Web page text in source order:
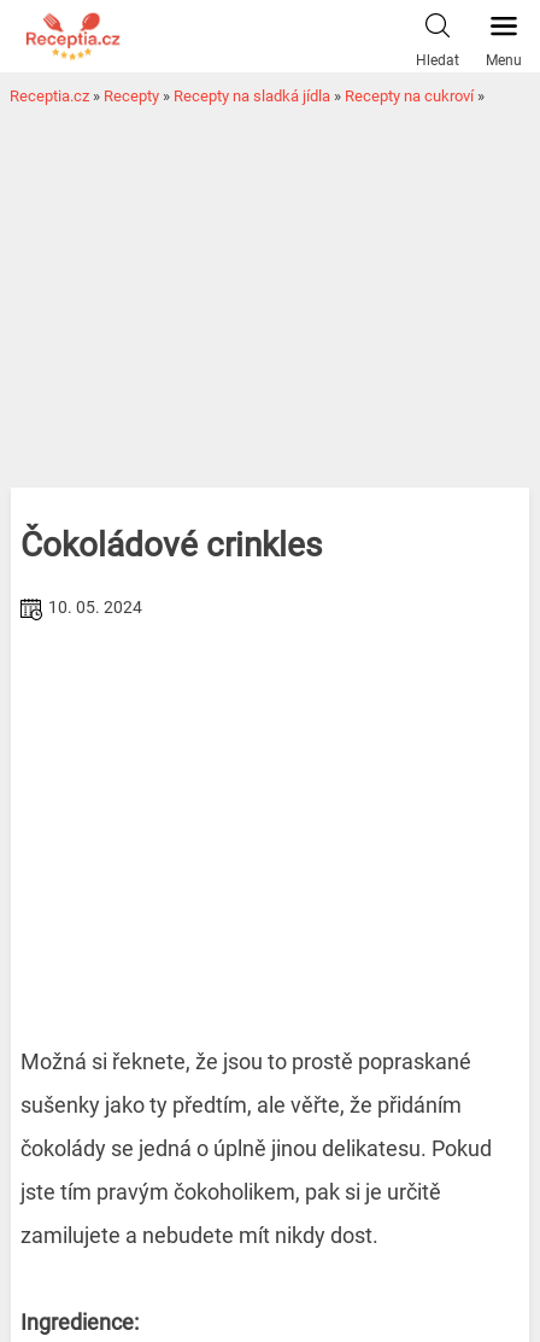
Hledat Menu
Receptia.cz » Recepty » Recepty na sladká jídla » Recepty na cukroví»
Čokoládové crinkles
10. 05. 2024
Možná si řeknete, že jsou to prostě popraskané
sušenky jako ty předtím, ale věřte, že přidáním
čokolády se jedná o úplně jinou delikatesu. Pokud
jste tím pravým čokoholikem, pak si je určitě
zamilujete a nebudete mít nikdy dost.
Ingredience: